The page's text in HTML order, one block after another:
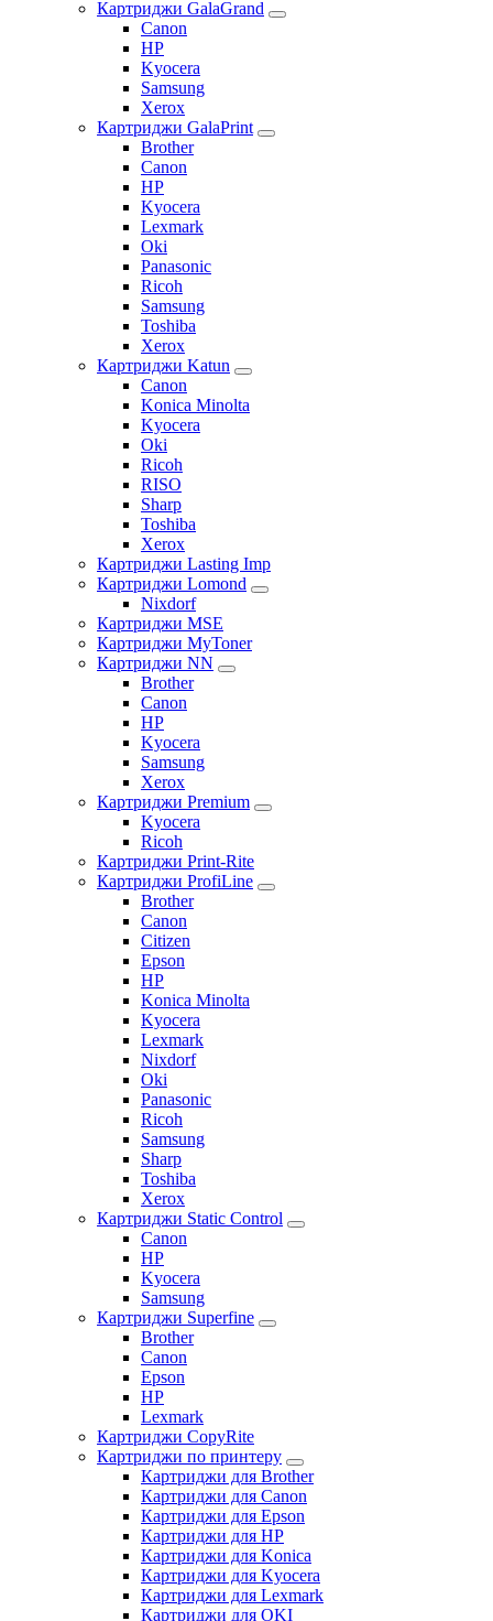
Картриджи GalaGrand
Canon
HP
Kyocera
Samsung
Xerox
Картриджи GalaPrint
Brother
Canon
HP
Kyocera
Lexmark
Oki
Panasonic
Ricoh
Samsung
Toshiba
Xerox
Картриджи Katun
Canon
Konica Minolta
Kyocera
Oki
Ricoh
RISO
Sharp
Toshiba
Xerox
Картриджи Lasting Imp
Картриджи Lomond
Nixdorf
Картриджи MSE
Картриджи MyToner
Картриджи NN
Brother
Canon
HP
Kyocera
Samsung
Xerox
Картриджи Premium
Kyocera
Ricoh
Картриджи Print-Rite
Картриджи ProfiLine
Brother
Canon
Citizen
Epson
HP
Konica Minolta
Kyocera
Lexmark
Nixdorf
Oki
Panasonic
Ricoh
Samsung
Sharp
Toshiba
Xerox
Картриджи Static Control
Canon
HP
Kyocera
Samsung
Картриджи Superfine
Brother
Canon
Epson
HP
Lexmark
Картриджи CopyRite
Картриджи по принтеру
Картриджи для Brother
Картриджи для Canon
Картриджи для Epson
Картриджи для HP
Картриджи для Konica
Картриджи для Kyocera
Картриджи для Lexmark
Картриджи для OKI